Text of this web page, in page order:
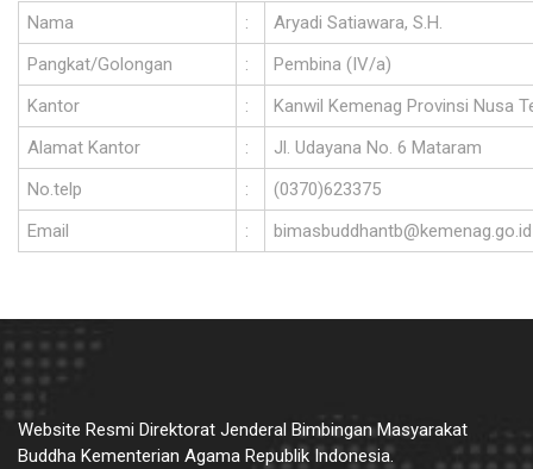
Nama :
Aryadi Satiawara, S.H.
Pangkat/Golongan
:
Pembina (IV/a)
Kantor
:
Kanwil Kemenag Provinsi Nusa
Alamat Kantor
:
Jl. Udayana No. 6 Mataram
No.telp
:
(0370)623375
Email
: bimasbuddhantb@kemenag.go.id
Website Resmi Direktorat Jenderal Bimbingan Masyarakat
Buddha Kementerian Agama Republik Indonesia.